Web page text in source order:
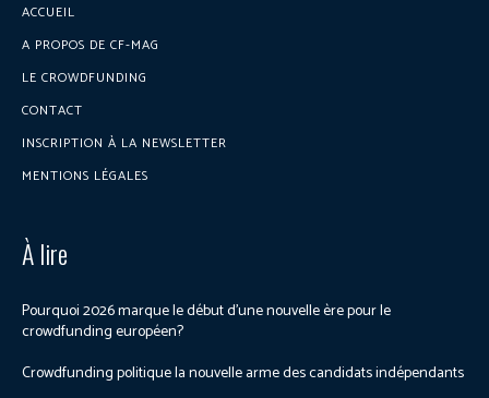
ACCUEIL
A PROPOS DE CF-MAG
LE CROWDFUNDING
CONTACT
INSCRIPTION À LA NEWSLETTER
MENTIONS LÉGALES
À lire
Pourquoi 2026 marque le début d’une nouvelle ère pour le
crowdfunding européen?
Crowdfunding politique la nouvelle arme des candidats indépendants